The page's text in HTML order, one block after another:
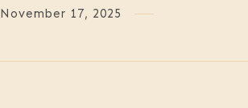
November 17, 2025